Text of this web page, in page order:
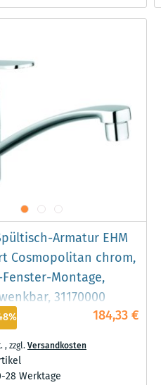
Armatur EHM
Cosmopolitan chrom,
Montage,
31170000
184,33 €
,zzgl.Versandkosten
28 Werktage